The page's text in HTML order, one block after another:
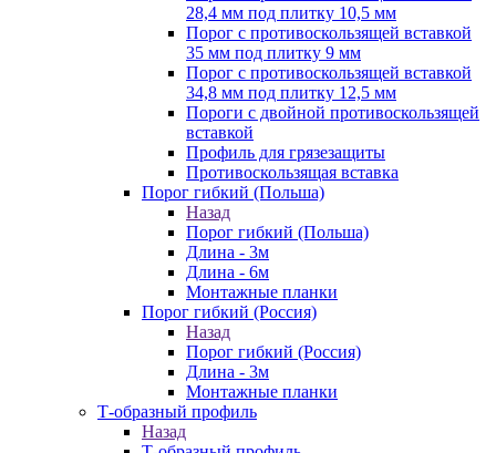
28,4 мм под плитку 10,5 мм
Порог с противоскользящей вставкой
35 мм под плитку 9 мм
Порог с противоскользящей вставкой
34,8 мм под плитку 12,5 мм
Пороги с двойной противоскользящей
вставкой
Профиль для грязезащиты
Противоскользящая вставка
Порог гибкий (Польша)
Назад
Порог гибкий (Польша)
Длина - 3м
Длина - 6м
Монтажные планки
Порог гибкий (Россия)
Назад
Порог гибкий (Россия)
Длина - 3м
Монтажные планки
Т-образный профиль
Назад